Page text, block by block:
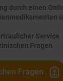
durch einen
Service
Fragen
Fragen